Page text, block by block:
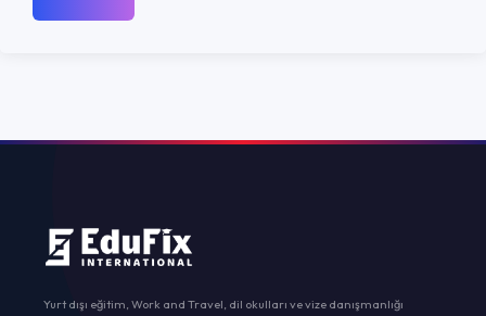
Yurt dışı eğitim, Work and Travel, dil okulları ve vize danışmanlığı